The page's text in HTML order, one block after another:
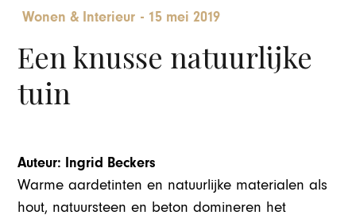
Wonen & Interieur - 15 mei 2019
Een knusse natuurlijke
tuin
Auteur: Ingrid Beckers
Warme aardetinten en natuurlijke materialen als
hout, natuursteen en beton domineren het